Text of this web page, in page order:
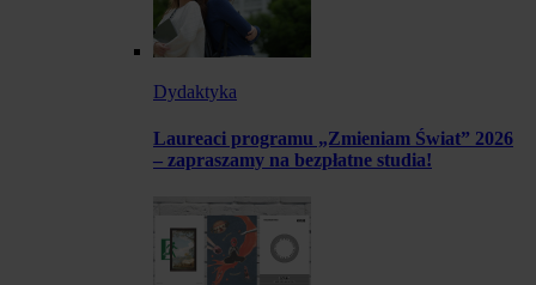
Dydaktyka
Laureaci programu „Zmieniam Świat” 2026
– zapraszamy na bezpłatne studia!